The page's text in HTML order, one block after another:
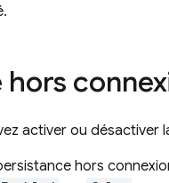
hors
activer ou désactiver
hors